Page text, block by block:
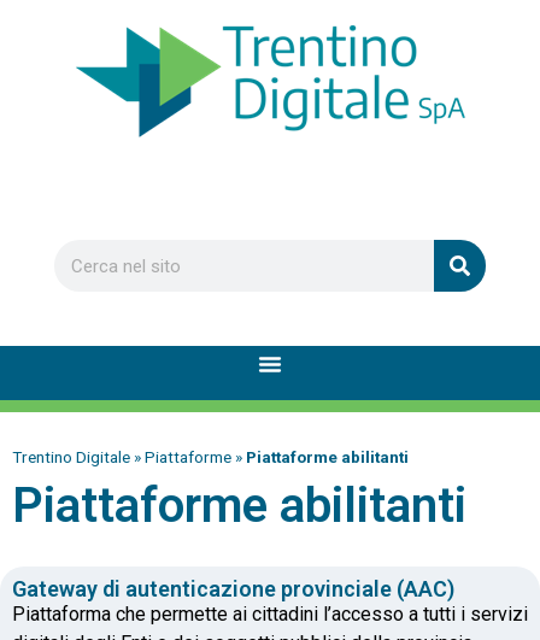
Trentino Digitale »Piattaforme » Piattaforme abilitanti
Piattaforme abilitanti
Gateway di autenticazione provinciale (AAC)
Piattaforma che permette ai cittadini l’accesso a tutti i servizi